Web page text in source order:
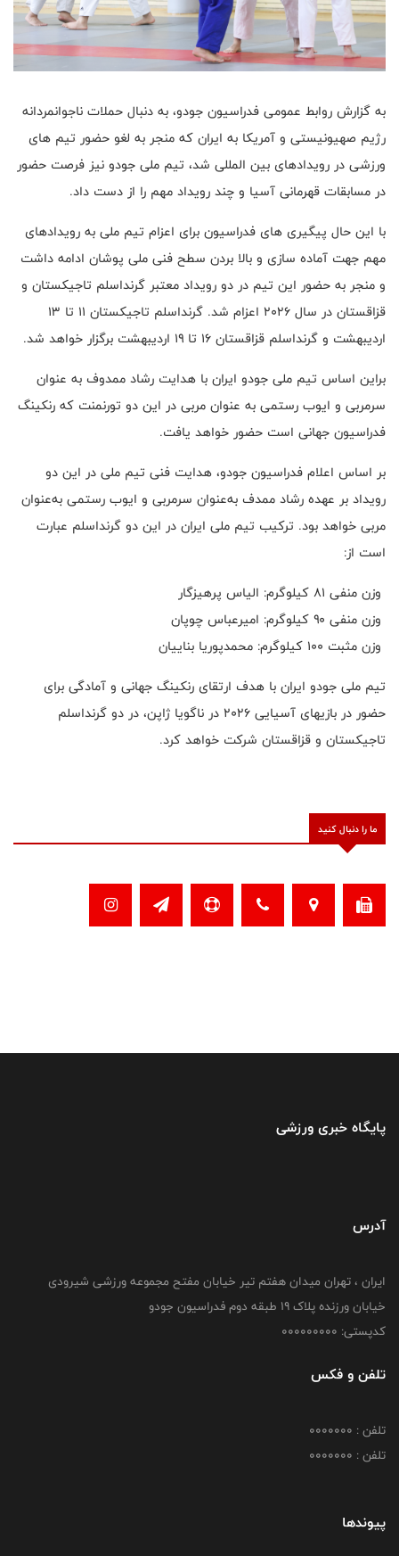
به گزارش روابط عمومی فدراسیون جودو، به دنبال حملات ناجوانمردانه
رژیم صهیونیستی و آمریکا به ایران که منجر به لغو حضور تیم های
ورزشی در رویدادهای بین المللی شد، تیم ملی جودو نیز فرصت حضور
در مسابقات قهرمانی آسیا و چند رویداد مهم را از دست داد.
با این حال پیگیری های فدراسیون برای اعزام تیم ملی به رویدادهای
مهم جهت آماده سازی و بالا بردن سطح فنی ملی پوشان ادامه داشت
و منجر به حضور این تیم در دو رویداد معتبر گرنداسلم تاجیکستان و
قزاقستان در سال ۲۰۲۶ اعزام شد. گرنداسلم تاجیکستان ۱۱ تا ۱۳
اردیبهشت و گرنداسلم قزاقستان ۱۶ تا ۱۹ اردیبهشت برگزار خواهد شد.
براین اساس تیم ملی جودو ایران با هدایت رشاد ممدوف به عنوان
سرمربی و ایوب رستمی به عنوان مربی در این دو تورنمنت که رنکینگ
فدراسیون جهانی است حضور خواهد یافت.
بر اساس اعلام فدراسیون جودو، هدایت فنی تیم ملی در این دو
رویداد بر عهده رشاد ممدف به‌عنوان سرمربی و ایوب رستمی به‌عنوان
مربی خواهد بود. ترکیب تیم ملی ایران در این دو گرنداسلم عبارت
است از:
وزن منفی ۸۱ کیلوگرم: الیاس پرهیزگار
وزن منفی ۹۰ کیلوگرم: امیرعباس چوپان
وزن مثبت ۱۰۰ کیلوگرم: محمدپوریا بناییان
تیم ملی جودو ایران با هدف ارتقای رنکینگ جهانی و آمادگی برای
حضور در بازیهای آسیایی ۲۰۲۶ در ناگویا ژاپن، در دو گرنداسلم
تاجیکستان و قزاقستان شرکت خواهد کرد.
ما را دنبال کنید
پایگاه خبری ورزشی
آدرس
ایران ، تهران میدان هفتم تیر خیابان مفتح مجموعه ورزشی شیرودی
خیابان ورزنده پلاک ۱۹ طبقه دوم فدراسیون جودو
کدپستی: 000000000
تلفن و فکس
تلفن : 0000000
تلفن : 0000000
پیوندها